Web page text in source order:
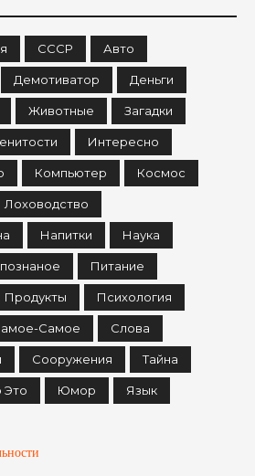
СССР Авто
Демотиватор Деньги
Животные Загадки
Интересно
Компьютер Космос
Лоховодство
Напитки Наука
Питание
Продукты Психология
Самое Слова
Сооружения Тайна
Это Юмор Язык